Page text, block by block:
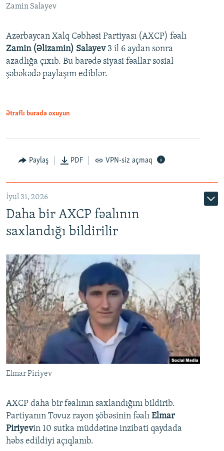
Zamin Salayev
Azərbaycan Xalq Cəbhəsi Partiyası (AXCP) fəalı
Zamin (Əlizamin) Salayev 3 il 6 aydan sonra
azadlığa çıxıb. Bu barədə siyasi fəallar sosial
şəbəkədə paylaşım ediblər.
Ətraflı burada oxuyun
Paylaş PDF VPN-siz açmaq
İyul 31, 2026
Daha bir AXCP fəalının
saxlandığı bildirilir
Elmar Piriyev
AXCP daha bir fəalının saxlandığını bildirib.
Partiyanın Tovuz rayon şöbəsinin fəalı Elmar
Piriyevin 10 sutka müddətinə inzibati qaydada
həbs edildiyi açıqlanıb.